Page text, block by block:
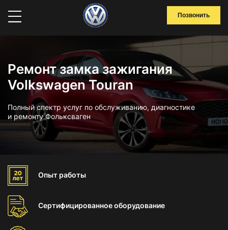
Позвонить
Ремонт замка зажигания
Volkswagen Touran
Полный спектр услуг по обслуживанию, диагностике
и ремонту Фольксваген
Опыт работы
Сертифицированноеоборудование